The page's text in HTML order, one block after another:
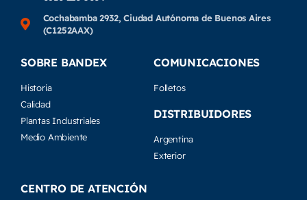
Cochabamba 2932, Ciudad Autónoma de Buenos Aires
(C1252AAX)
SOBRE BANDEX
Historia
Calidad
Plantas Industriales
Medio Ambiente
COMUNICACIONES
Folletos
DISTRIBUIDORES
Argentina
Exterior
CENTRO DE ATENCIÓN